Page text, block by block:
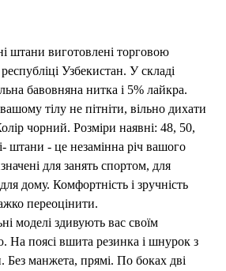
штани виготовлені торговою
Узбекистан. У складі
бавовняна нитка і 5% лайкра.
тілу не пітніти, вільно дихати
чорний. Розміри наявні: 48, 50,
- штани - це незамінна річ вашого
для занять спортом, для
дому. Комфортність і зручність
переоцінити.
моделі здивують вас своїм
На поясі вшита резинка і шнурок з
Без манжета, прямі. По боках дві